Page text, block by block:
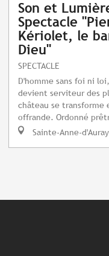
Son et
Spectacle
Kériolet, le
Dieu"
SPECTACLE
D'homme sans foi ni
devient serviteur des
château se transforme
offrande. Ordonné
Sainte-Anne-d'Auray